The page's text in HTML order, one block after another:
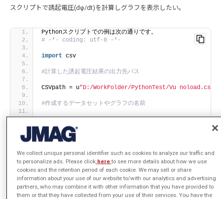
スクリプトで誘起電圧(dφ/dt)を計算しグラフを表示したい。
Pythonスクリプトでの例は次の通りです。
# -*- coding: utf-8 -*-
import csv
#計算した誘起電圧結果の出力先パス
CSVpath = u"D:/WorkFolder/PythonTest/Vu noload.csv"
#作成するデータセットやグラフの名前
Name = u"Vu noload"
#[FEMコイルの鎖交磁束]結果データオブジェクトを取得
CoilFlux =
app.
GetCurrentStudy . GetResultTable () GetData
#参照したい[FEMコイルの鎖交磁束]データの列IDを指定
col_CoilFlux = 0
We collect unique personal identifier such as cookies to analyze our traffic and
to personalize ads. Please clickhereto see more details about how we use
cookies and the retention period of each cookie. We may sell or share
information about your use of our website to/with our analytics and advertising
partners, who may combine it with other information that you have provided to
them or that they have collected from your use of their services. You have the